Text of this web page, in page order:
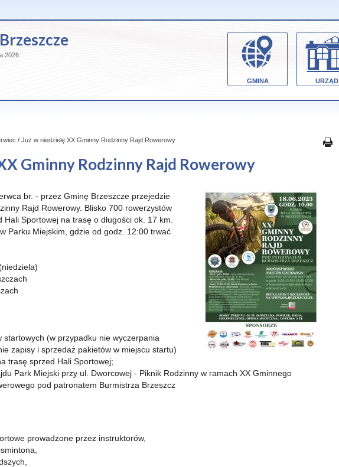
2026
GMINA URZĄD
/ Już w niedzielę XX Gminny Rodzinny Rajd Rowerowy
Gminny Rodzinny Rajd Rowerowy
br. - przez Gminę Brzeszcze przejedzie
Rajd Rowerowy. Blisko 700 rowerzystów
Sportowej na trasę o długości ok. 17 km.
Parku Miejskim, gdzie od godz. 12:00 trwać
startowych (w przypadku nie wyczerpania
zapisy i sprzedaż pakietów w miejscu startu)
trasę sprzed Hali Sportowej;
Park Miejski przy ul. Dworcowej - Piknik Rodzinny w ramach XX Gminnego
pod patronatem Burmistrza Brzeszcz
prowadzone przez instruktorów,